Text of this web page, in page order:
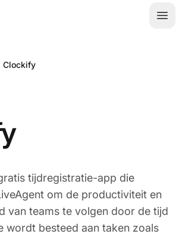
Clockify
tijdregistratie-app die
om de productiviteit en
van teams te volgen door de tijd
wordt besteed aan taken zoals